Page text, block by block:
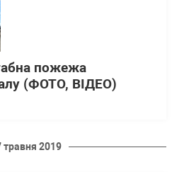
пожежа
(ФОТО, ВІДЕО)
травня 2019